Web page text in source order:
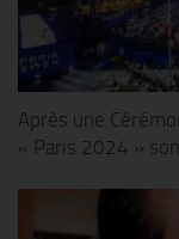
Après une
« Paris 2024 »